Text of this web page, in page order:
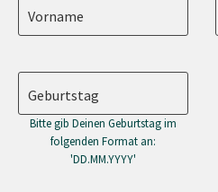
Vorname
Geburtstag
Bitte gib Deinen Geburtstag im
folgenden Format an:
'DD.MM.YYYY'